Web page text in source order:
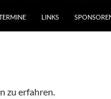
LINKS
zu erfahren.